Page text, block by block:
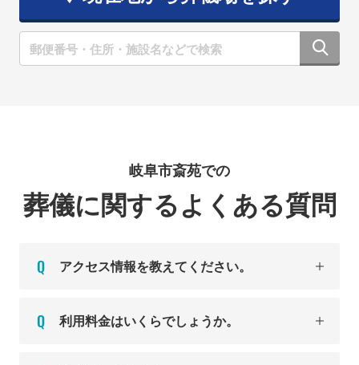
岐阜市斎苑での
葬儀に関するよくある質問
アクセス情報を教えてください。
利用料金はいくらでしょうか。